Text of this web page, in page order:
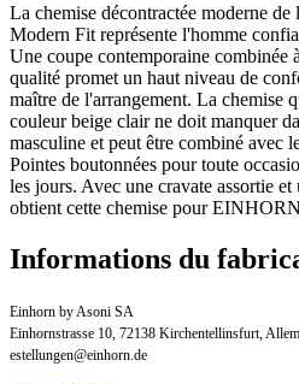
La chemise décontractée moderne
Modern Fit représente l'homme
Une coupe contemporaine combinée
qualité promet un haut niveau de
maître de l'arrangement. La chemise
couleur beige clair ne doit manquer
masculine et peut être combiné avec
Pointes boutonnées pour toute
les jours. Avec une cravate assortie
obtient cette chemise pour
Informations du
Einhorn by Asoni SA
Einhornstrasse 10, 72138 Kirchentellinsfurt,
estellungen@einhorn.de